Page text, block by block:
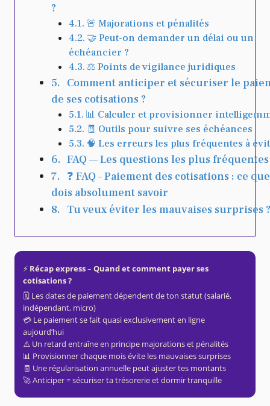
?
🚨 Majorations et pénalités
🤝 Peut-on demander un délai ou un
échéancier ?
⚖️ Points de vigilance juridiques
Comment anticiper et sécuriser le
de ses cotisations ?
📊 Calculer et provisionner
🧾 Outils pour suivre ses échéances
🧠 Les erreurs les plus fréquentes à
FAQ — Les questions les plus fréquentes
❓ FAQ – Paiement des cotisations : ce
dois absolument savoir
Tu veux éviter les mauvaises surprises ?
⚡️ Récap express– Quand et comment payer ses
cotisations ?
🗓 Les dates de paiement dépendent de ton statut (salarié,
indépendant, micro)
💳 Le paiement se fait quasi exclusivement en ligne
aujourd’hui
⚠️ Un retard entraîne en principe majorations et pénalités
📊 Provisionner chaque mois évite les mauvaises surprises
🧾 Une régularisation annuelle peut ajuster tes montants
🚀 Anticiper = sécuriser ta trésorerie et dormir tranquille